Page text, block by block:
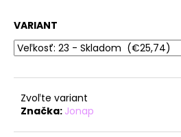
VARIANT
Zvoľte variant
Značka: Jonap
á
j
s
?